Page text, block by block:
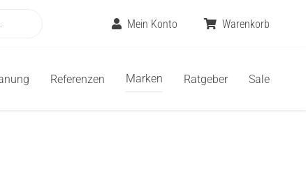
Mein Konto Warenkorb
Referenzen Marken Ratgeber Sale